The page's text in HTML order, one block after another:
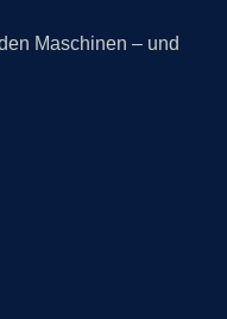
Maschinen – und